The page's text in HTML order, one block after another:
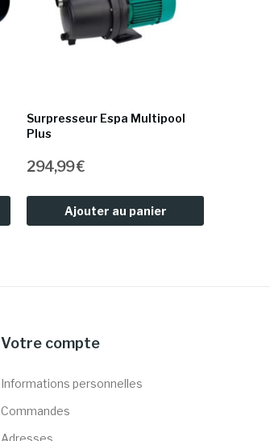
Surpresseur Espa Multipool
Plus
294,99 €
Ajouter au panier
Votre compte
Informations personnelles
Commandes